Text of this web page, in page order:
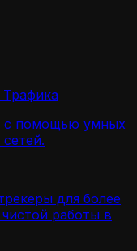
с помощью умных
для более
работы в